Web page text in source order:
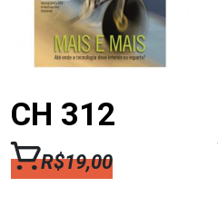
quantidade
CH 312
R$19,00